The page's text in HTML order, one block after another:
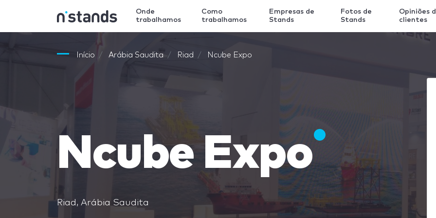
Onde
trabalhamos
Como
trabalhamos
Empresas de
Stands
Fotos de
Stands
Opiniões
clientes
Início Arábia Saudita Riad Ncube Expo
Ncube Expo
Riad, Arábia Saudita